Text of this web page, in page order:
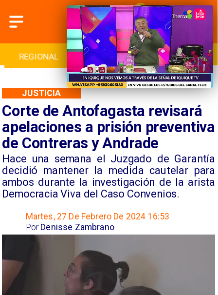
INTERNACIONAL DEPORTES CULTURA
Corte de Antofagasta revisará
apelaciones a prisión preventiva
de Contreras y Andrade
Hace una semana el Juzgado de Garantía
decidió mantener la medida cautelar para
ambos durante la investigación de la arista
Democracia Viva del Caso Convenios.
JUSTICIA
Martes, 27 De Febrero De 2024 16:53
Denisse Zambrano
Por